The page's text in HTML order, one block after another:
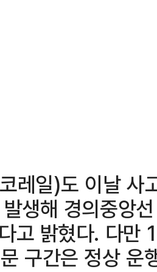
레일)도 이날 사
생해 경의중앙
고 밝혔다. 다만
구간은 정상 운